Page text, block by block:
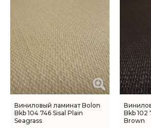
Виниловый ламинат Bolon
Bkb 104 746 Sisal Plain
Seagrass
Bkb 102
Brown